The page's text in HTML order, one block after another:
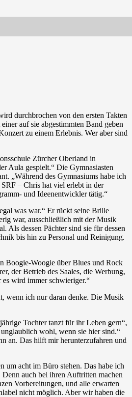
durchbrochen von den ersten Takten
auf sie abgestimmten Band geben
zu einem Erlebnis. Wer aber sind
Zürcher Oberland in
Aula gespielt.“ Die Gymnasiasten
„Während des Gymnasiums habe ich
– Chris hat viel erlebt in der
und Ideenentwickler tätig.“
was war.“ Er rückt seine Brille
war, ausschließlich mit der Musik
Als dessen Pächter sind sie für dessen
bis hin zu Personal und Reinigung.
Boogie-Woogie über Blues und Rock
der Betrieb des Saales, die Werbung,
es wird immer schwieriger.“
wenn ich nur daran denke. Die Musik
Tochter tanzt für ihr Leben gern“,
wohl, wenn sie hier sind.“
an. Das hilft mir herunterzufahren und
um acht im Büro stehen. Das habe ich
auch bei ihren Auftritten machen
Vorbereitungen, und alle erwarten
nicht möglich. Aber wir haben die